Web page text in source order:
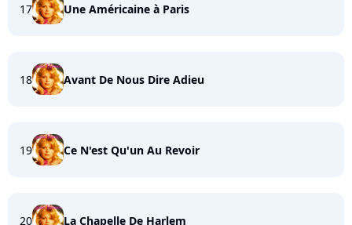
17 Une Américaine à Paris
18 Avant De Nous Dire Adieu
19 Ce N'est Qu'un Au Revoir
20 La Chapelle De Harlem